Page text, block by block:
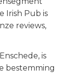
Irish Pub is
reviews,
Enschede, is
bestemming